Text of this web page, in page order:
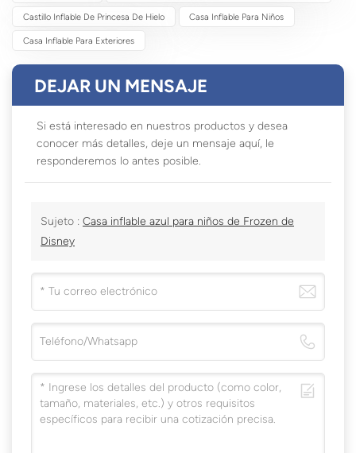
Castillo Inflable De Princesa De Hielo Casa Inflable Para Niños
Casa Inflable Para Exteriores
DEJAR UN MENSAJE
Si está interesado en nuestros productos y desea
conocer más detalles, deje un mensaje aquí, le
responderemos lo antes posible.
Sujeto : Casa inflable azul para niños de Frozen de
Disney